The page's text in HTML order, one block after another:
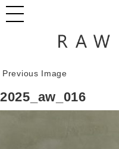
Previous Image
2025_aw_016